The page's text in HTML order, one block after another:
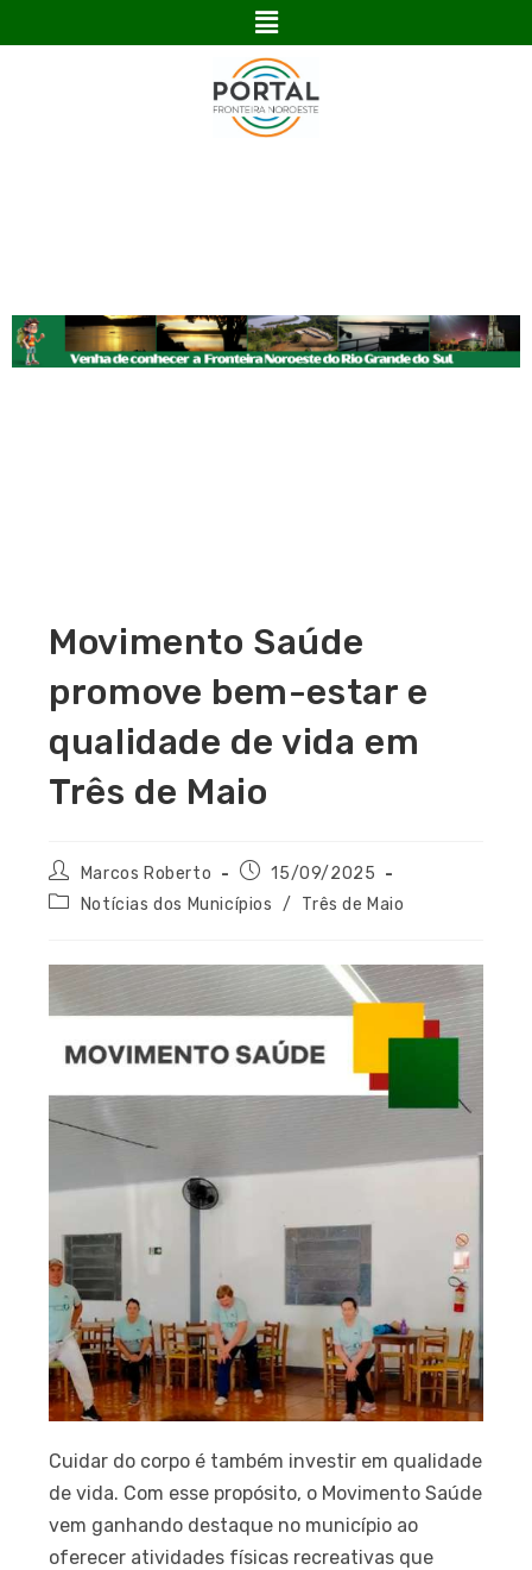
Movimento Saúde
promove bem-estar e
qualidade de vida em
Três de Maio
Marcos Roberto
15/09/2025
Notícias dos Municípios
/ Três de Maio
Cuidar do corpo é também investir em qualidade
de vida. Com esse propósito, o Movimento Saúde
vem ganhando destaque no município ao
oferecer atividades físicas recreativas que